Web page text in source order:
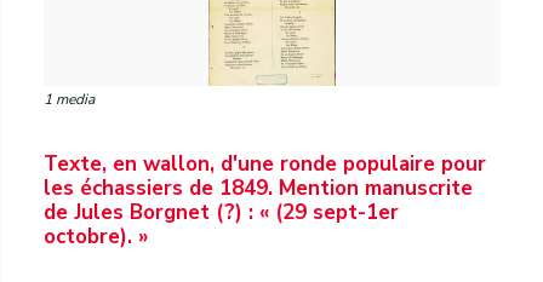
1 media
Texte, en wallon, d'une ronde populaire pour
les échassiers de 1849. Mention manuscrite
de Jules Borgnet (?) : « (29 sept-1er
octobre). »